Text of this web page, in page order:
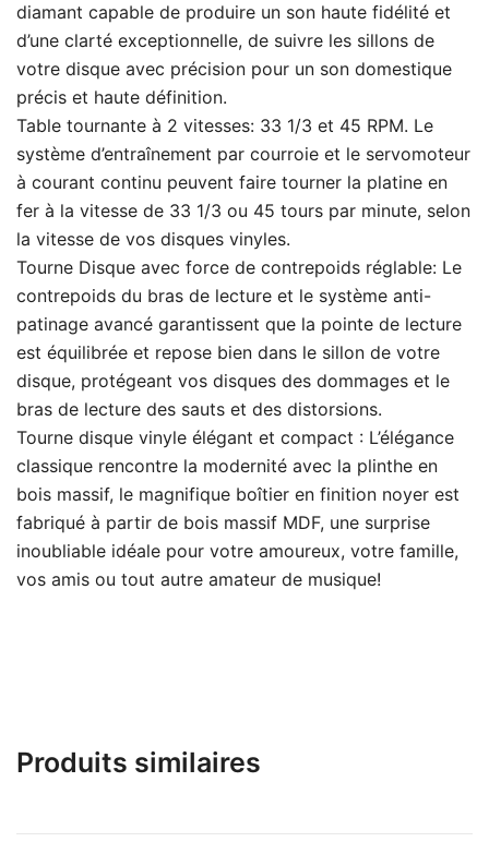
diamant capable de produire un son haute fidélité et
d’une clarté exceptionnelle, de suivre les sillons de
votre disque avec précision pour un son domestique
précis et haute définition.
Table tournante à 2 vitesses: 33 1/3 et 45 RPM. Le
système d’entraînement par courroie et le servomoteur
à courant continu peuvent faire tourner la platine en
fer à la vitesse de 33 1/3 ou 45 tours par minute, selon
la vitesse de vos disques vinyles.
Tourne Disque avec force de contrepoids réglable: Le
contrepoids du bras de lecture et le système anti-
patinage avancé garantissent que la pointe de lecture
est équilibrée et repose bien dans le sillon de votre
disque, protégeant vos disques des dommages et le
bras de lecture des sauts et des distorsions.
Tourne disque vinyle élégant et compact : L’élégance
classique rencontre la modernité avec la plinthe en
bois massif, le magnifique boîtier en finition noyer est
fabriqué à partir de bois massif MDF, une surprise
inoubliable idéale pour votre amoureux, votre famille,
vos amis ou tout autre amateur de musique!
Produits similaires